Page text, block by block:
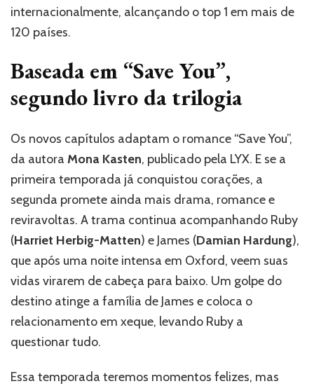
internacionalmente, alcançando o top 1 em mais de
120 países.
Baseada em “Save You”,
segundo livro da trilogia
Os novos capítulos adaptam o romance “Save You”,
da autora Mona Kasten, publicado pela LYX. E se a
primeira temporada já conquistou corações, a
segunda promete ainda mais drama, romance e
reviravoltas. A trama continua acompanhando Ruby
(Harriet Herbig-Matten) e James (Damian Hardung),
que após uma noite intensa em Oxford, veem suas
vidas virarem de cabeça para baixo. Um golpe do
destino atinge a família de James e coloca o
relacionamento em xeque, levando Ruby a
questionar tudo.
Essa temporada teremos momentos felizes, mas